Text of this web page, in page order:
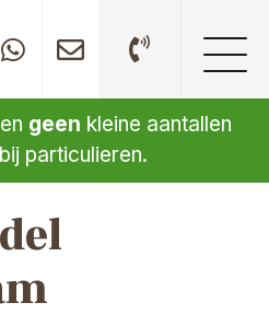
geen kleine aantallen
particulieren.